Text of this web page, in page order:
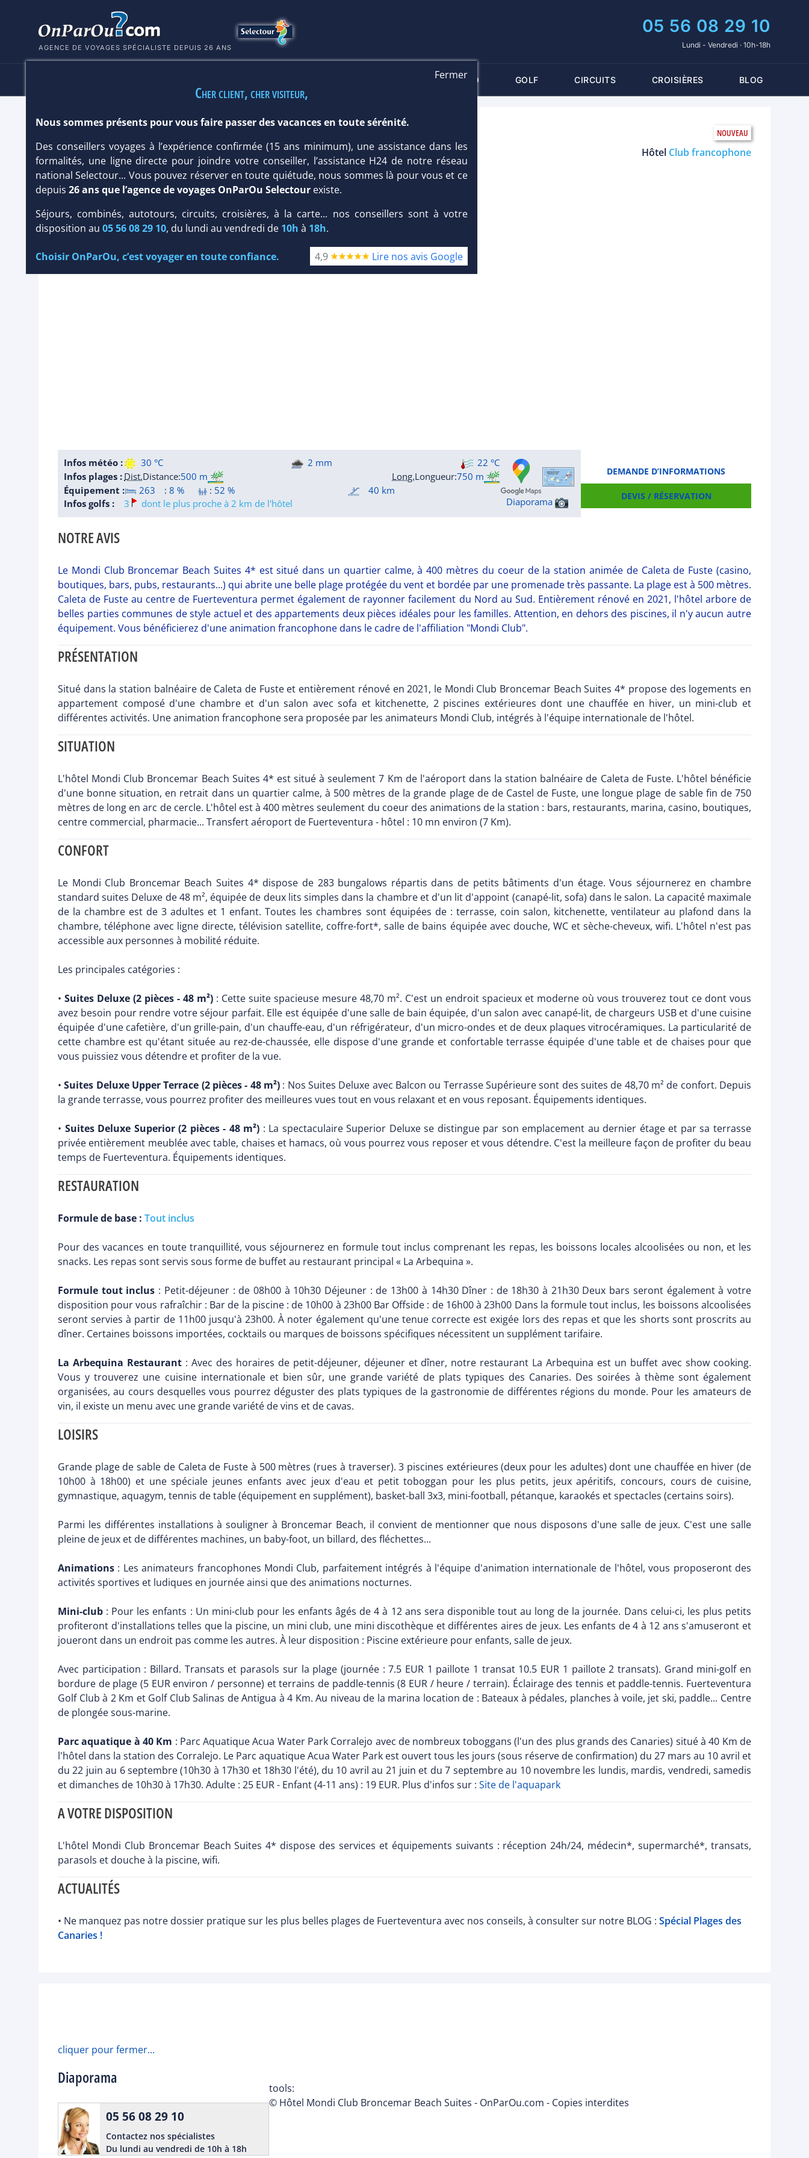
AGENCE DE VOYAGES SPÉCIALISTE DEPUIS 26 ANS
05 56 08 29 10
Lundi - Vendredi · 10h-18h
THALASSO GOLF CIRCUITS CROISIÈRES BLOG
MONDI CLUB BRONCEMAR BEACH SUITES 4*
Canaries/ Fuerteventura Hôtel Club francophone
DEMANDE D’INFORMATIONS
DEVIS / RÉSERVATION
Infos météo : 30 °C 2 mm
22 °C
Infos plages : Dist.Distance:500 m Long.Longueur:750 m
Équipement :
263 : 8 % : 52 %
40 km
Infos golfs :
3 dont le plus proche à 2 km de l'hôtel Diaporama
NOTRE AVIS
Le Mondi Club Broncemar Beach Suites 4* est situé dans un quartier calme, à 400 mètres du coeur de la station animée de Caleta de Fuste (casino,
boutiques, bars, pubs, restaurants...) qui abrite une belle plage protégée du vent et bordée par une promenade très passante. La plage est à 500 mètres.
Caleta de Fuste au centre de Fuerteventura permet également de rayonner facilement du Nord au Sud. Entièrement rénové en 2021, l'hôtel arbore de
belles parties communes de style actuel et des appartements deux pièces idéales pour les familles. Attention, en dehors des piscines, il n'y aucun autre
équipement. Vous bénéficierez d'une animation francophone dans le cadre de l'affiliation "Mondi Club".
PRÉSENTATION
Situé dans la station balnéaire de Caleta de Fuste et entièrement rénové en 2021, le Mondi Club Broncemar Beach Suites 4* propose des logements en
appartement composé d'une chambre et d'un salon avec sofa et kitchenette, 2 piscines extérieures dont une chauffée en hiver, un mini-club et
différentes activités. Une animation francophone sera proposée par les animateurs Mondi Club, intégrés à l'équipe internationale de l'hôtel.
SITUATION
L'hôtel Mondi Club Broncemar Beach Suites 4* est situé à seulement 7 Km de l'aéroport dans la station balnéaire de Caleta de Fuste. L'hôtel bénéficie
d'une bonne situation, en retrait dans un quartier calme, à 500 mètres de la grande plage de de Castel de Fuste, une longue plage de sable fin de 750
mètres de long en arc de cercle. L'hôtel est à 400 mètres seulement du coeur des animations de la station : bars, restaurants, marina, casino, boutiques,
centre commercial, pharmacie... Transfert aéroport de Fuerteventura - hôtel : 10 mn environ (7 Km).
CONFORT
Le Mondi Club Broncemar Beach Suites 4* dispose de 283 bungalows répartis dans de petits bâtiments d'un étage. Vous séjournerez en chambre
standard suites Deluxe de 48 m², équipée de deux lits simples dans la chambre et d'un lit d'appoint (canapé-lit, sofa) dans le salon. La capacité maximale
de la chambre est de 3 adultes et 1 enfant. Toutes les chambres sont équipées de : terrasse, coin salon, kitchenette, ventilateur au plafond dans la
chambre, téléphone avec ligne directe, télévision satellite, coffre-fort*, salle de bains équipée avec douche, WC et sèche-cheveux, wifi. L'hôtel n'est pas
accessible aux personnes à mobilité réduite.
Les principales catégories :
• Suites Deluxe (2 pièces - 48 m²) : Cette suite spacieuse mesure 48,70 m². C'est un endroit spacieux et moderne où vous trouverez tout ce dont vous
avez besoin pour rendre votre séjour parfait. Elle est équipée d'une salle de bain équipée, d'un salon avec canapé-lit, de chargeurs USB et d'une cuisine
équipée d'une cafetière, d'un grille-pain, d'un chauffe-eau, d'un réfrigérateur, d'un micro-ondes et de deux plaques vitrocéramiques. La particularité de
cette chambre est qu'étant située au rez-de-chaussée, elle dispose d'une grande et confortable terrasse équipée d'une table et de chaises pour que
vous puissiez vous détendre et profiter de la vue.
•Suites Deluxe Upper Terrace (2 pièces - 48 m²) : Nos Suites Deluxe avec Balcon ou Terrasse Supérieure sont des suites de 48,70 m² de confort. Depuis
la grande terrasse, vous pourrez profiter des meilleures vues tout en vous relaxant et en vous reposant. Équipements identiques.
• Suites Deluxe Superior (2 pièces - 48 m²) : La spectaculaire Superior Deluxe se distingue par son emplacement au dernier étage et par sa terrasse
privée entièrement meublée avec table, chaises et hamacs, où vous pourrez vous reposer et vous détendre. C'est la meilleure façon de profiter du beau
temps de Fuerteventura. Équipements identiques.
RESTAURATION
Formule de base : Tout inclus
Pour des vacances en toute tranquillité, vous séjournerez en formule tout inclus comprenant les repas, les boissons locales alcoolisées ou non, et les
snacks. Les repas sont servis sous forme de buffet au restaurant principal « La Arbequina ».
Formule tout inclus : Petit-déjeuner : de 08h00 à 10h30 Déjeuner : de 13h00 à 14h30 Dîner : de 18h30 à 21h30 Deux bars seront également à votre
disposition pour vous rafraîchir : Bar de la piscine : de 10h00 à 23h00 Bar Offside : de 16h00 à 23h00 Dans la formule tout inclus, les boissons alcoolisées
seront servies à partir de 11h00 jusqu'à 23h00. À noter également qu'une tenue correcte est exigée lors des repas et que les shorts sont proscrits au
dîner. Certaines boissons importées, cocktails ou marques de boissons spécifiques nécessitent un supplément tarifaire.
La Arbequina Restaurant : Avec des horaires de petit-déjeuner, déjeuner et dîner, notre restaurant La Arbequina est un buffet avec show cooking.
Vous y trouverez une cuisine internationale et bien sûr, une grande variété de plats typiques des Canaries. Des soirées à thème sont également
organisées, au cours desquelles vous pourrez déguster des plats typiques de la gastronomie de différentes régions du monde. Pour les amateurs de
vin, il existe un menu avec une grande variété de vins et de cavas.
LOISIRS
Grande plage de sable de Caleta de Fuste à 500 mètres (rues à traverser). 3 piscines extérieures (deux pour les adultes) dont une chauffée en hiver (de
10h00 à 18h00) et une spéciale jeunes enfants avec jeux d'eau et petit toboggan pour les plus petits, jeux apéritifs, concours, cours de cuisine,
gymnastique, aquagym, tennis de table (équipement en supplément), basket-ball 3x3, mini-football, pétanque, karaokés et spectacles (certains soirs).
Parmi les différentes installations à souligner à Broncemar Beach, il convient de mentionner que nous disposons d'une salle de jeux. C'est une salle
pleine de jeux et de différentes machines, un baby-foot, un billard, des fléchettes...
Animations : Les animateurs francophones Mondi Club, parfaitement intégrés à l'équipe d'animation internationale de l'hôtel, vous proposeront des
activités sportives et ludiques en journée ainsi que des animations nocturnes.
Mini-club : Pour les enfants : Un mini-club pour les enfants âgés de 4 à 12 ans sera disponible tout au long de la journée. Dans celui-ci, les plus petits
profiteront d'installations telles que la piscine, un mini club, une mini discothèque et différentes aires de jeux. Les enfants de 4 à 12 ans s'amuseront et
joueront dans un endroit pas comme les autres. À leur disposition : Piscine extérieure pour enfants, salle de jeux.
Avec participation : Billard. Transats et parasols sur la plage (journée : 7.5 EUR 1 paillote 1 transat 10.5 EUR 1 paillote 2 transats). Grand mini-golf en
bordure de plage (5 EUR environ / personne) et terrains de paddle-tennis (8 EUR / heure / terrain). Éclairage des tennis et paddle-tennis. Fuerteventura
Golf Club à 2 Km et Golf Club Salinas de Antigua à 4 Km. Au niveau de la marina location de : Bateaux à pédales, planches à voile, jet ski, paddle... Centre
de plongée sous-marine.
Parc aquatique à 40 Km : Parc Aquatique Acua Water Park Corralejo avec de nombreux toboggans (l'un des plus grands des Canaries) situé à 40 Km de
l'hôtel dans la station des Corralejo. Le Parc aquatique Acua Water Park est ouvert tous les jours (sous réserve de confirmation) du 27 mars au 10 avril et
du 22 juin au 6 septembre (10h30 à 17h30 et 18h30 l'été), du 10 avril au 21 juin et du 7 septembre au 10 novembre les lundis, mardis, vendredi, samedis
et dimanches de 10h30 à 17h30. Adulte : 25 EUR - Enfant (4-11 ans) : 19 EUR. Plus d'infos sur : Site de l'aquapark
A VOTRE DISPOSITION
L'hôtel Mondi Club Broncemar Beach Suites 4* dispose des services et équipements suivants : réception 24h/24, médecin*, supermarché*, transats,
parasols et douche à la piscine, wifi.
ACTUALITÉS
• Ne manquez pas notre dossier pratique sur les plus belles plages de Fuerteventura avec nos conseils, à consulter sur notre BLOG : Spécial Plages des
Canaries !
cliquer pour fermer...
Diaporama
05 56 08 29 10
Contactez nos spécialistes
Du lundi au vendredi de 10h à 18h
tools:
© Hôtel Mondi Club Broncemar Beach Suites - OnParOu.com - Copies interdites
Fermer
Cher client, cher visiteur,
Nous sommes présents pour vous faire passer des vacances en toute sérénité.
Des conseillers voyages à l’expérience confirmée (15 ans minimum), une assistance dans les
formalités, une ligne directe pour joindre votre conseiller, l’assistance H24 de notre réseau
national Selectour... Vous pouvez réserver en toute quiétude, nous sommes là pour vous et ce
depuis 26 ans que l’agence de voyages OnParOu Selectourexiste.
Séjours, combinés, autotours, circuits, croisières, à la carte... nos conseillers sont à votre
disposition au 05 56 08 29 10, du lundi au vendredi de 10h à 18h.
Choisir OnParOu, c’est voyager en toute confiance. 4,9 Lire nos avis Google